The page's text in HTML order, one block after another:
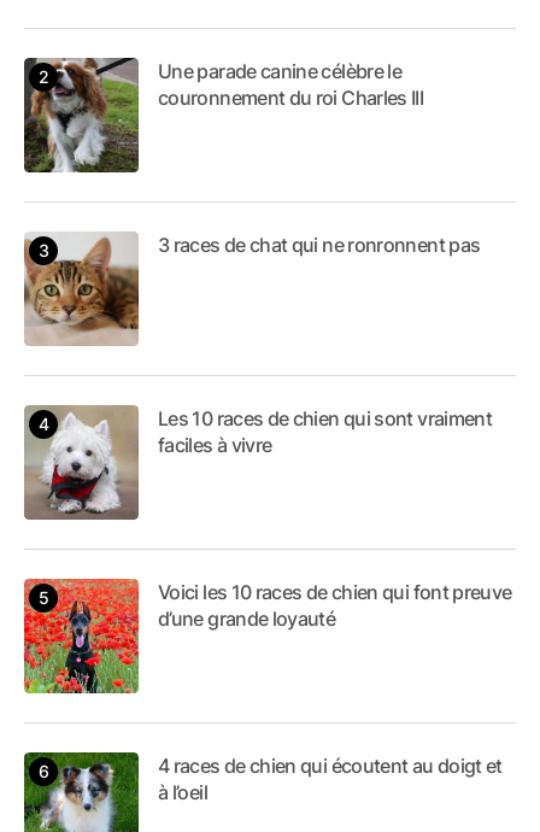
Une parade canine célèbre le
couronnement du roi Charles III
3 races de chat qui ne ronronnent pas
Les 10 races de chien qui sont vraiment
faciles à vivre
Voici les 10 races de chien qui font preuve
d’une grande loyauté
4 races de chien qui écoutent au doigt et
à l’oeil